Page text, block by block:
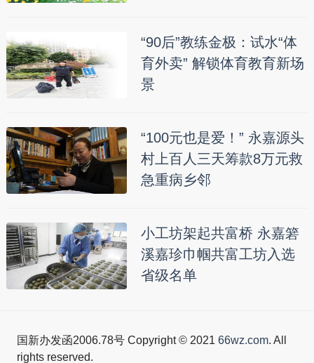
“90后”教练金极：试水“体
育外卖” 解锁体育教育新场
景
“100元也是爱！” 永嘉源头
村上百人三天筹款8万元救
急重病乡邻
小工坊架起共富桥 永嘉箬
溪嘉珍巾帼共富工坊入选
省级名单
国新办发函2006.78号 Copyright © 2021 66wz.com. All
rights reserved.